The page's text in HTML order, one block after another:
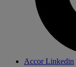
Accor Linkedin